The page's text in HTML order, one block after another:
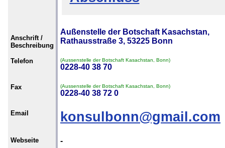
Anschrift /
Beschreibung
Außenstelle der Botschaft Kasachstan,
Rathausstraße 3, 53225 Bonn
Telefon (Aussenstelle der Botschaft Kasachstan, Bonn)
0228-40 38 70
Fax (Aussenstelle der Botschaft Kasachstan, Bonn)
0228-40 38 72 0
Email konsulbonn@gmail.com
Webseite -